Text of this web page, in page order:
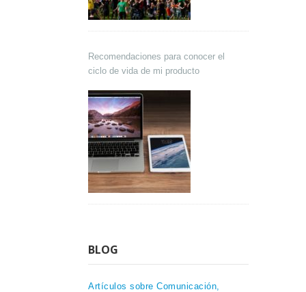
Recomendaciones para conocer el
ciclo de vida de mi producto
BLOG
Artículos sobre Comunicación,